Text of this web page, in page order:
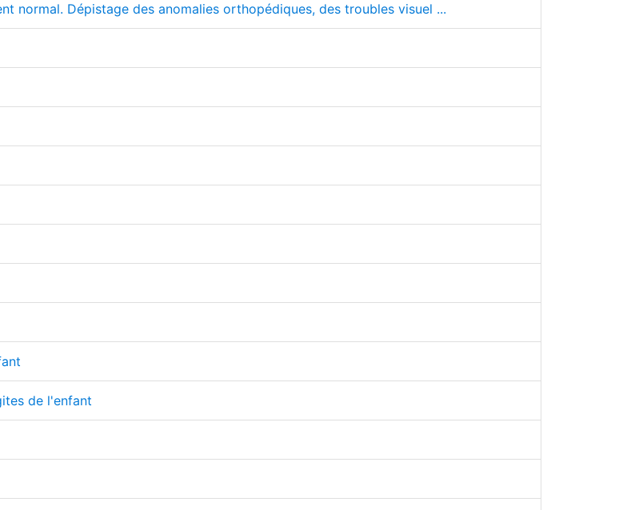
normal. Dépistage des anomalies orthopédiques, des troubles visuel ...
de l'enfant